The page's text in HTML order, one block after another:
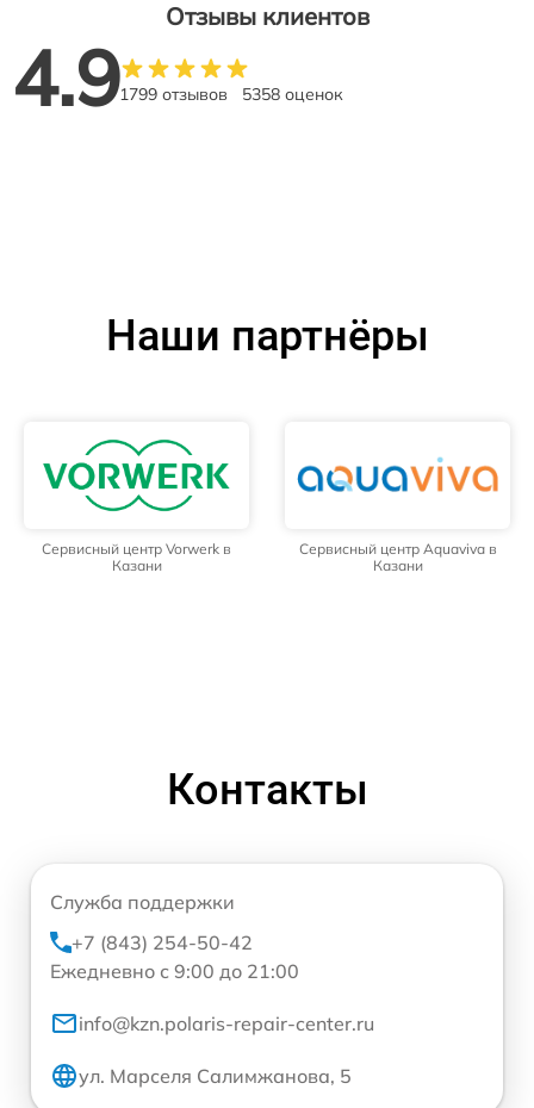
Отзывы клиентов
4.91799 отзывов 5358 оценок
Наши партнёры
Сервисный центр Vorwerk в
Казани
Сервисный центр Aquaviva в
Казани
Контакты
Служба поддержки
+7 (843) 254-50-42
Ежедневно с 9:00 до 21:00
info@kzn.polaris-repair-center.ru
ул. Марселя Салимжанова, 5